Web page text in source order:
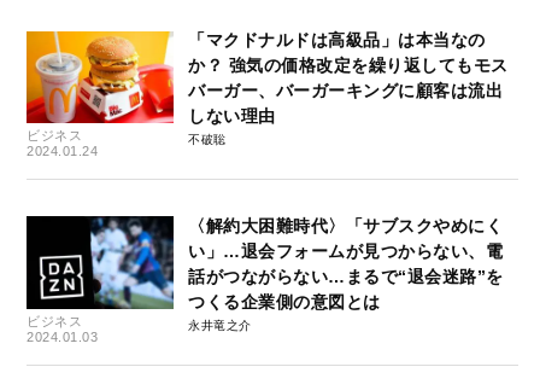
ビジネス
2024.01.24
「マクドナルドは高級品」は本当なの
か？ 強気の価格改定を繰り返してもモス
バーガー、バーガーキングに顧客は流出
しない理由
不破聡
ビジネス
2024.01.03
〈解約大困難時代〉「サブスクやめにく
い」…退会フォームが見つからない、電
話がつながらない…まるで“退会迷路”を
つくる企業側の意図とは
永井竜之介